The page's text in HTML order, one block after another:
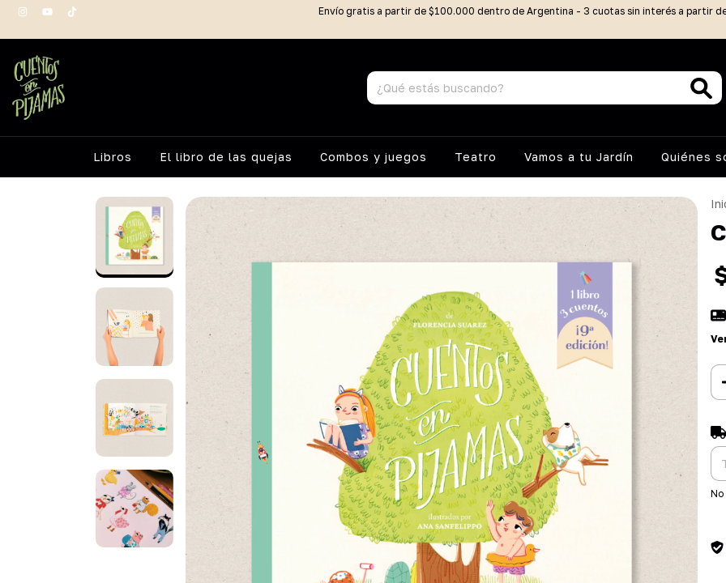
Envío gratis a partir de $100.000 dentro de Argentina - 3 cuotas sin interés a partir
Libros El libro de las quejas Combos y juegos Teatro Vamos a tu Jardín Quiénes